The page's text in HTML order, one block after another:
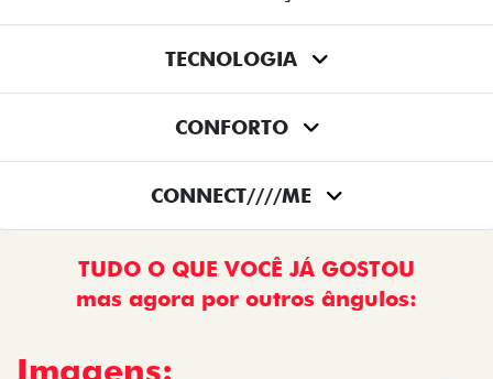
TECNOLOGIA
CONFORTO
CONNECT////ME
TUDO O QUE VOCÊ JÁ GOSTOU
mas agora por outros ângulos:
Imagens: